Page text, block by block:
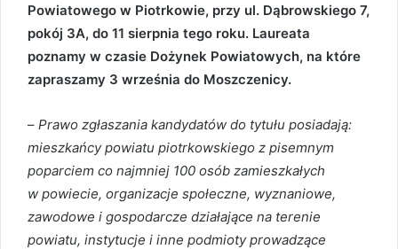
Powiatowego w Piotrkowie, przy ul. Dąbrowskiego 7,
pokój 3A, do 11 sierpnia tego roku. Laureata
poznamy w czasie Dożynek Powiatowych, na które
zapraszamy 3 września do Moszczenicy.
– Prawo zgłaszania kandydatów do tytułu posiadają:
mieszkańcy powiatu piotrkowskiego z pisemnym
poparciem co najmniej 100 osób zamieszkałych
w powiecie, organizacje społeczne, wyznaniowe,
zawodowe i gospodarcze działające na terenie
powiatu, instytucje i inne podmioty prowadzące